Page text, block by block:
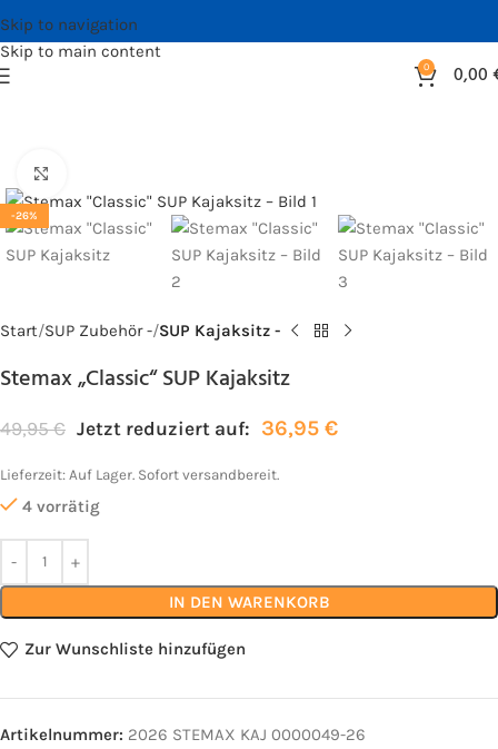
Skip to navigation
Skip to main content
0 0,00
-26%
Start SUP Zubehör - SUP Kajaksitz -
Stemax „Classic“ SUP Kajaksitz
49,95€ Jetzt reduziert auf: 36,95 €
Lieferzeit: Auf Lager. Sofort versandbereit.
4 vorrätig
IN DEN WARENKORB
Zur Wunschliste hinzufügen
Artikelnummer: 2026 STEMAX KAJ 0000049-26